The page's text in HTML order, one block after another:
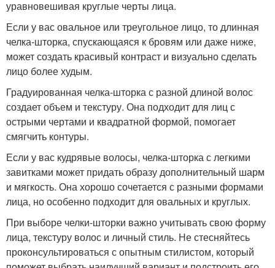
уравновешивая круглые черты лица.
Если у вас овальное или треугольное лицо, то длинная
челка-шторка, спускающаяся к бровям или даже ниже,
может создать красивый контраст и визуально сделать
лицо более худым.
Градуированная челка-шторка с разной длиной волос
создает объем и текстуру. Она подходит для лиц с
острыми чертами и квадратной формой, помогает
смягчить контуры.
Если у вас кудрявые волосы, челка-шторка с легкими
завитками может придать образу дополнительный шарм
и мягкость. Она хорошо сочетается с разными формами
лица, но особенно подходит для овальных и круглых.
При выборе челки-шторки важно учитывать свою форму
лица, текстуру волос и личный стиль. Не стесняйтесь
проконсультироваться с опытным стилистом, который